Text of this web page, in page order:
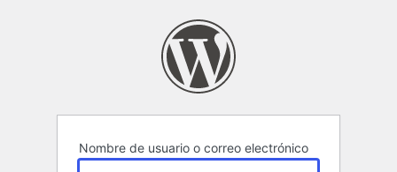
Nombre de usuario o correo electrónico